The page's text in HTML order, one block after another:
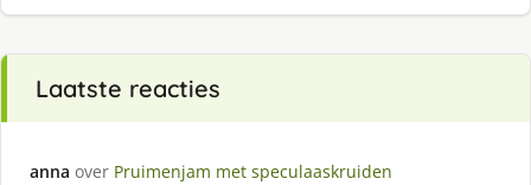
Laatste reacties
anna over Pruimenjam met speculaaskruiden